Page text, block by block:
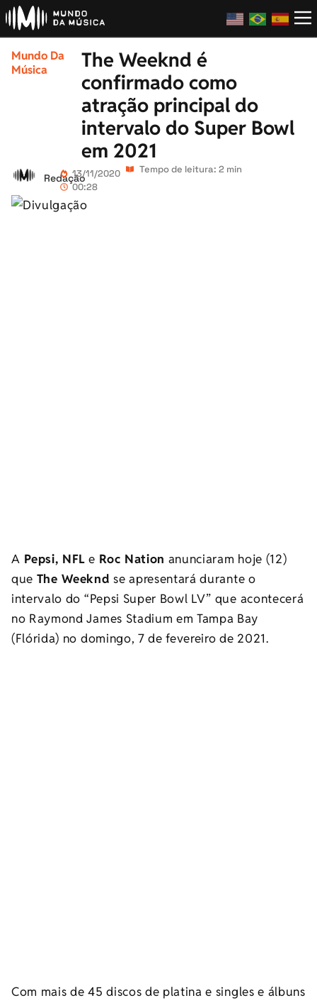
Mundo Da
Música
The Weeknd é
confirmado como
atração principal do
intervalo do Super Bowl
em 2021
Redação13/11/2020
00:28
Tempo de leitura: 2 min
A Pepsi, NFL e Roc Nation anunciaram hoje (12)
que The Weeknd se apresentará durante o
intervalo do “Pepsi Super Bowl LV” que acontecerá
no Raymond James Stadium em Tampa Bay
(Flórida) no domingo, 7 de fevereiro de 2021.
Com mais de 45 discos de platina e singles e álbuns